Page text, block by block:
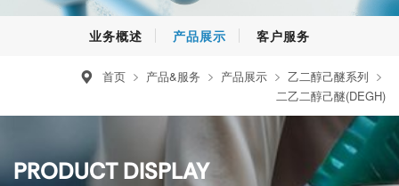
业务概述 产品展示 客户服务
首页 产品&服务 产品展示
乙二醇己醚系列
二乙二醇己醚(DEGH)
PRODUCT DISPLAY